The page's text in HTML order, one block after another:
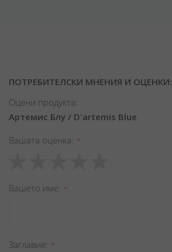
ПОТРЕБИТЕЛСКИ МНЕНИЯ И ОЦЕНКИ:
Оцени продукта:
Артемис Блу / D'artemis Blue
Вашата оценка
star
stars
stars
stars
stars
Вашето име
Заглавиe